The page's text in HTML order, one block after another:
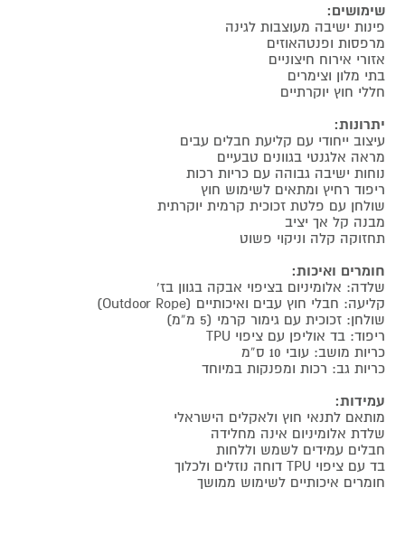
שימושים:
פינות ישיבה מעוצבות לגינה
מרפסות ופנטהאוזים
אזורי אירוח חיצוניים
בתי מלון וצימרים
חללי חוץ יוקרתיים
יתרונות:
עיצוב ייחודי עם קליעת חבלים עבים
מראה אלגנטי בגוונים טבעיים
נוחות ישיבה גבוהה עם כריות רכות
ריפוד רחיץ ומתאים לשימוש חוץ
שולחן עם פלטת זכוכית קרמית יוקרתית
מבנה קל אך יציב
תחזוקה קלה וניקוי פשוט
חומרים ואיכות:
שלדה: אלומיניום בציפוי אבקה בגוון בז’
קליעה: חבלי חוץ עבים ואיכותיים (Outdoor Rope)
שולחן: זכוכית עם גימור קרמי (5 מ”מ)
ריפוד: בד אוליפן עם ציפוי TPU
כריות מושב: עובי 10 ס”מ
כריות גב: רכות ומפנקות במיוחד
עמידות:
מותאם לתנאי חוץ ולאקלים הישראלי
שלדת אלומיניום אינה מחלידה
חבלים עמידים לשמש וללחות
בד עם ציפוי TPU דוחה נוזלים ולכלוך
חומרים איכותיים לשימוש ממושך